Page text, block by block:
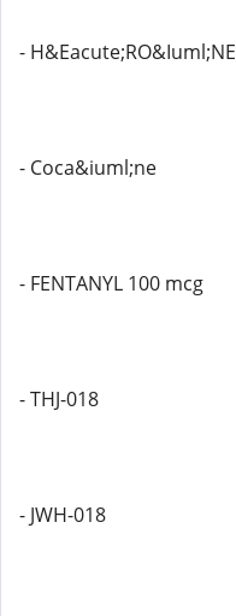
- H&Eacute;RO&Iuml;NE
- Coca&iuml;ne
- FENTANYL 100 mcg
- THJ-018
- JWH-018